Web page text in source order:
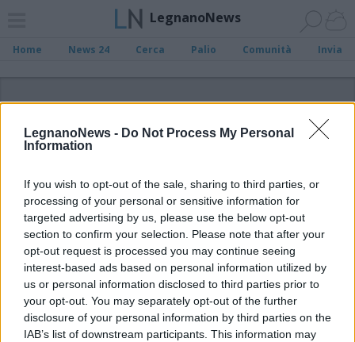
LegnanoNews - Do Not Process My Personal
Information
If you wish to opt-out of the sale, sharing to third parties, or
processing of your personal or sensitive information for
targeted advertising by us, please use the below opt-out
section to confirm your selection. Please note that after your
opt-out request is processed you may continue seeing
interest-based ads based on personal information utilized by
us or personal information disclosed to third parties prior to
your opt-out. You may separately opt-out of the further
disclosure of your personal information by third parties on the
IAB’s list of downstream participants. This information may
LegnanoNews
Home News 24 Cerca Palio Comunità Invia
ADV
Archivio di "Team Sport Legnano"
Filtro per data
Non è stato trovato nessun articolo.
Vai al sito in modalità classica